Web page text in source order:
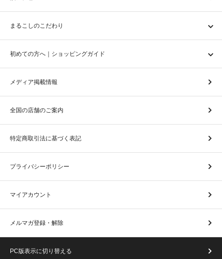
まるこしのこだわり
初めての方へ｜ショッピングガイド
メディア掲載情報
全国の店舗のご案内
特定商取引法に基づく表記
プライバシーポリシー
マイアカウント
メルマガ登録・解除
PC版表示に切り替える